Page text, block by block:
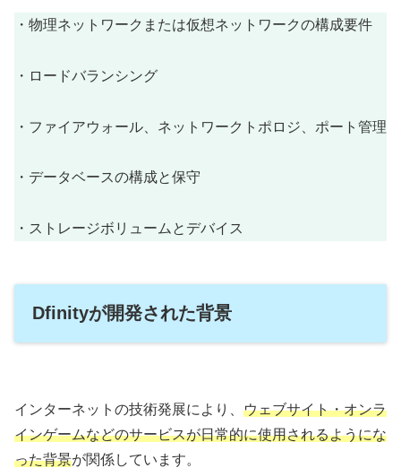
・物理ネットワークまたは仮想ネットワークの構成要件
・ロードバランシング
・ファイアウォール、ネットワークトポロジ、ポート管理
・データベースの構成と保守
・ストレージボリュームとデバイス
Dfinityが開発された背景
インターネットの技術発展により、 ウェブサイト・オンラ
インゲームなどのサービスが日常的に使用されるようにな
った背景が関係しています。